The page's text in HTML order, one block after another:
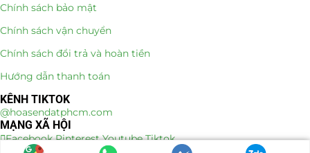
Chính sách bảo mật
Chính sách vận chuyển
Chính sách đổi trả và hoàn tiền
Hướng dẫn thanh toán
KÊNH TIKTOK
@hoasendatphcm.com
MẠNG XÃ HỘI
Facebook Pinterest Youtube Tiktok